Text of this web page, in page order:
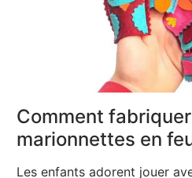
Comment
marionnettes en
Les enfants adorent jouer